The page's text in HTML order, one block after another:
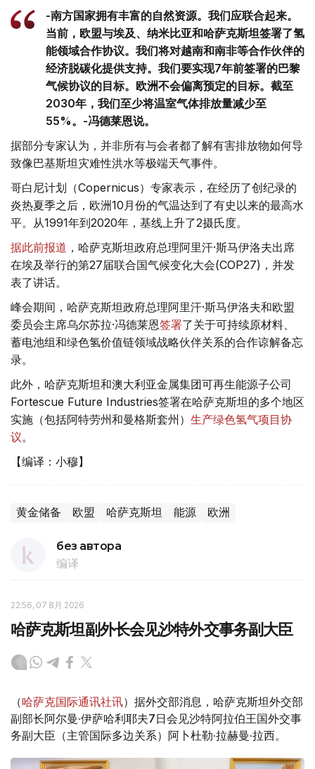
-南方国家拥有丰富的自然资源。我们应联合起来。
当前，欧盟与埃及、纳米比亚和哈萨克斯坦签署了氢
能领域合作协议。我们将对越南和南非等合作伙伴的
经济脱碳化提供支持。我们要实现7年前签署的巴黎
气候协议的目标。欧洲不会偏离预定的目标。截至
2030年，我们至少将温室气体排放量减少至
55%。-冯德莱恩说。
据部分专家认为，并非所有与会者都了解有害排放物如何导
致像巴基斯坦灾难性洪水等极端天气事件。
哥白尼计划（Copernicus）专家表示，在经历了创纪录的
炎热夏季之后，欧洲10月份的气温达到了有史以来的最高水
平。从1991年到2020年，基线上升了2摄氏度。
据此前报道 ，哈萨克斯坦政府总理阿里汗·斯马伊洛夫出席
在埃及举行的第27届联合国气候变化大会(COP27)，并发
表了讲话。
峰会期间，哈萨克斯坦政府总理阿里汗·斯马伊洛夫和欧盟
委员会主席乌尔苏拉·冯德莱恩签署了关于可持续原材料、
蓄电池组和绿色氢价值链领域战略伙伴关系的合作谅解备忘
录。
此外，哈萨克斯坦和澳大利亚金属集团可再生能源子公司
Fortescue Future Industries签署在哈萨克斯坦的多个地区
实施（包括阿特劳州和曼格斯套州） 生产绿色氢气项目协
议。
【编译：小穆】
黄金储备 欧盟 哈萨克斯坦 能源 欧洲
без автора
编译
22:56, 07 8月 2026
哈萨克斯坦副外长会见沙特外交事务副大臣
（哈萨克国际通讯社讯）据外交部消息，哈萨克斯坦外交部
副部长阿尔曼·伊萨哈利耶夫7日会见沙特阿拉伯王国外交事
务副大臣（主管国际多边关系）阿卜杜勒·拉赫曼·拉西。